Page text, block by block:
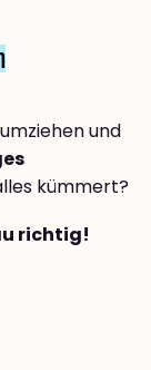
umziehen und
kümmert?
richtig!